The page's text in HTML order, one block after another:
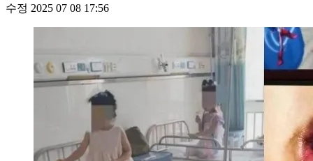
수정 2025 07 08 17:56